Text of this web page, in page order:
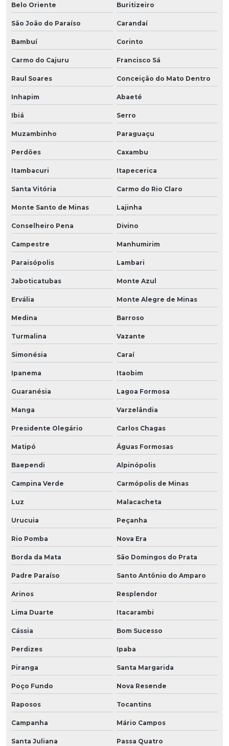
Belo Oriente Buritizeiro
São João do Paraíso Carandaí
Bambuí Corinto
Carmo do Cajuru Francisco Sá
Raul Soares Conceição do Mato Dentro
Inhapim Abaeté
Ibiá Serro
Muzambinho Paraguaçu
Perdões Caxambu
Itambacuri Itapecerica
Santa Vitória Carmo do Rio Claro
Monte Santo de Minas Lajinha
Conselheiro Pena Divino
Campestre Manhumirim
Paraisópolis Lambari
Jaboticatubas Monte Azul
Ervália Monte Alegre de Minas
Medina Barroso
Turmalina Vazante
Simonésia Caraí
Ipanema Itaobim
Guaranésia Lagoa Formosa
Manga Varzelândia
Presidente Olegário Carlos Chagas
Matipó Águas Formosas
Baependi Alpinópolis
Campina Verde Carmópolis de Minas
Luz Malacacheta
Urucuia Peçanha
Rio Pomba Nova Era
Borda da Mata São Domingos do Prata
Padre Paraíso Santo Antônio do Amparo
Arinos Resplendor
Lima Duarte Itacarambi
Cássia Bom Sucesso
Perdizes Ipaba
Piranga Santa Margarida
Poço Fundo Nova Resende
Raposos Tocantins
Campanha Mário Campos
Santa Juliana Passa Quatro